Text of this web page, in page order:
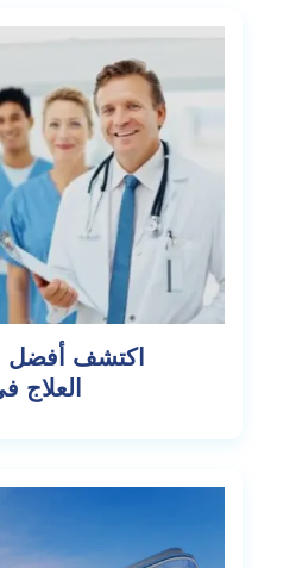
اكتشف أفضل
العلاج